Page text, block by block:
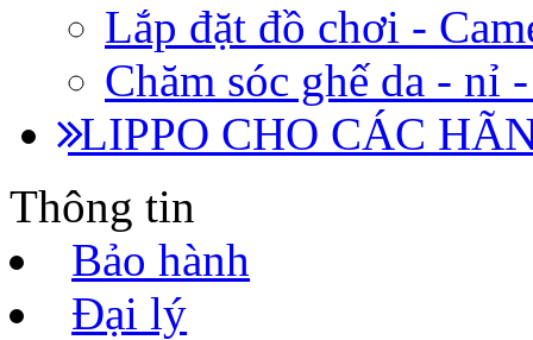
Lắp đặt đồ chơi -
Chăm sóc ghế da - nỉ
LIPPO CHO CÁC
Thông tin
Bảo hành
Đại lý